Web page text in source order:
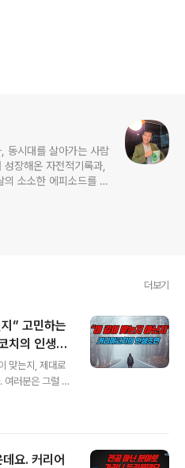
동시대를 살아가는 사람
장해온 자전적기록과,
소소한 에피소드를 전
수업
더보기
” 고민하는
치의 인생조
맞는지, 제대로
여러분은 그럴 때
법 밖에 없느냐
강조했는데 어
요. 커리어